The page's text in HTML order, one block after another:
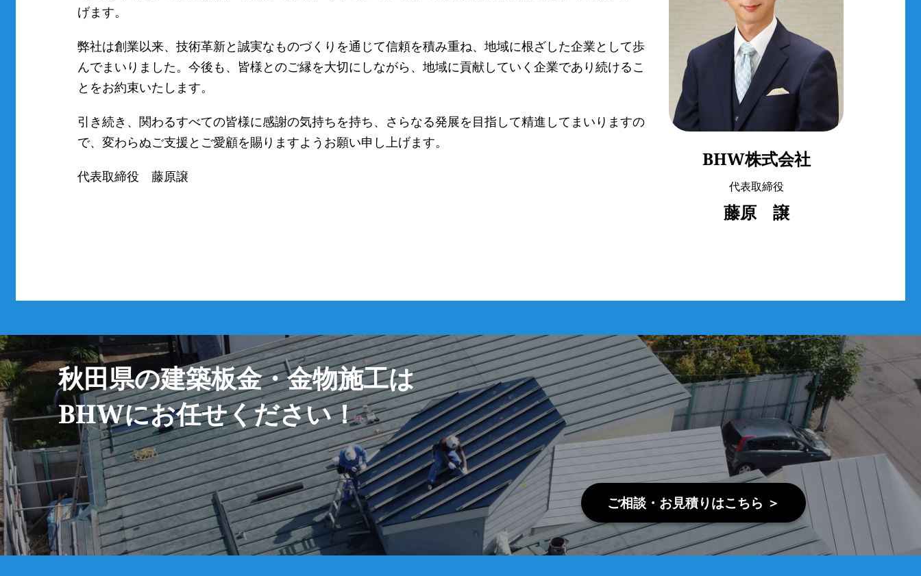
げます。
弊社は創業以来、技術革新と誠実なものづくりを通じて信頼を積み重ね、地域に根ざした企業として歩
んでまいりました。今後も、皆様とのご縁を大切にしながら、地域に貢献していく企業であり続けるこ
とをお約束いたします。
引き続き、関わるすべての皆様に感謝の気持ちを持ち、さらなる発展を目指して精進してまいりますの
で、変わらぬご支援とご愛顧を賜りますようお願い申し上げます。
代表取締役 藤原譲
BHW株式会社
代表取締役
藤原 譲
秋田県の建築板金・金物施工は
BHWにお任せください！
ご相談・お見積りはこちら ＞